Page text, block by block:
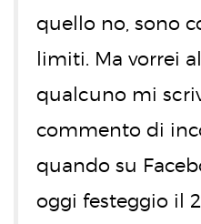
quello no, sono
limiti. Ma vorrei
qualcuno mi
commento di
quando su
oggi festeggio il